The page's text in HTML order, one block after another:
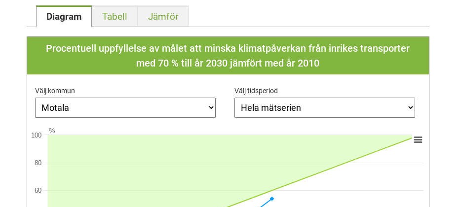
Diagram Tabell Jämför
Procentuell uppfyllelse av målet att minska klimatpåverkan från inrikes transporter
med 70 % till år 2030 jämfört med år 2010
Välj kommun Välj tidsperiod
%
60
80
100